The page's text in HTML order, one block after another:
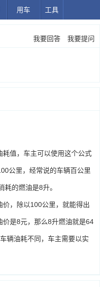
用车 工具
我要回答 我要提问
值，车主可以使用这个公式
公里，经常说的车辆百公里
的燃油是8升。
，除以100公里，就能得出
是8元，那么8升燃油就是64
辆油耗不同，车主需要以实